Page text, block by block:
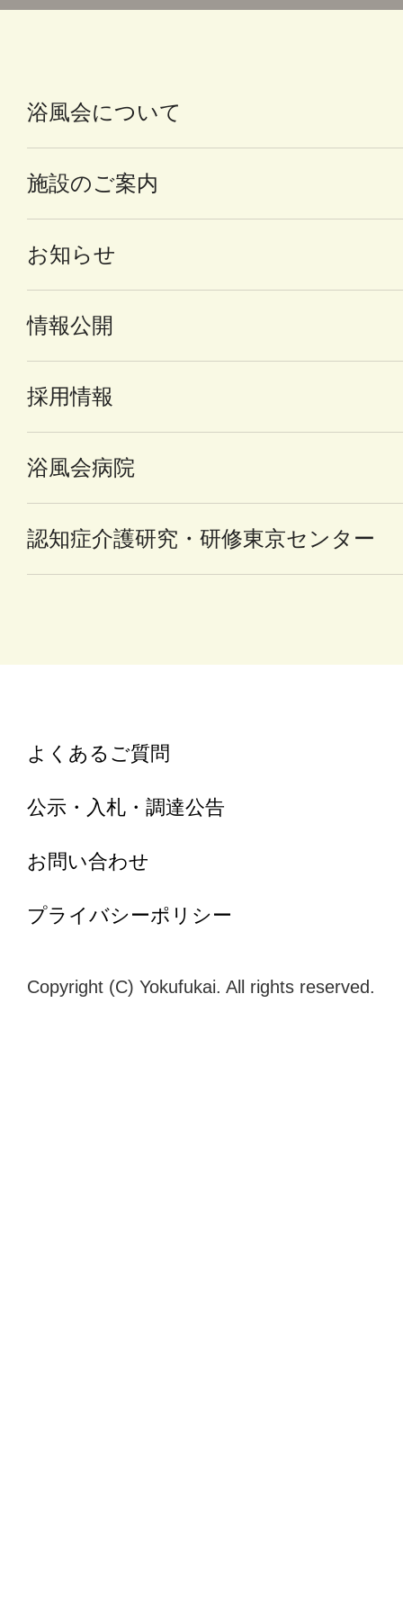
浴風会について
施設のご案内
お知らせ
情報公開
採用情報
浴風会病院
認知症介護研究・研修東京センター
よくあるご質問
公示・入札・調達公告
お問い合わせ
プライバシーポリシー
Copyright (C) Yokufukai. All rights reserved.